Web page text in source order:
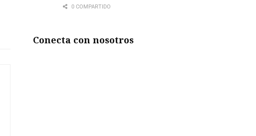
0 COMPARTIDO
Conecta con nosotros